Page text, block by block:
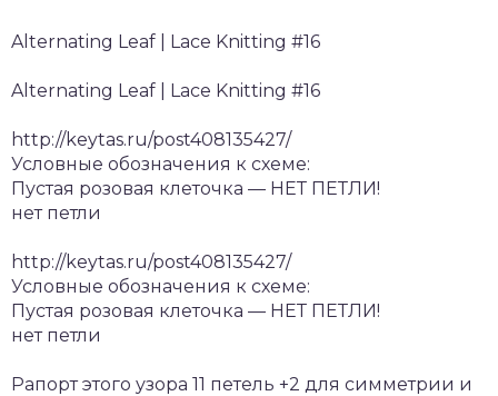
Alternating Leaf | Lace Knitting #16
Alternating Leaf | Lace Knitting #16
http://keytas.ru/post408135427/
Условные обозначения к схеме:
Пустая розовая клеточка — НЕТ ПЕТЛИ!
нет петли
http://keytas.ru/post408135427/
Условные обозначения к схеме:
Пустая розовая клеточка — НЕТ ПЕТЛИ!
нет петли
Рапорт этого узора 11 петель +2 для симметрии и